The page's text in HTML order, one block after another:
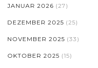
JANUAR 2026 (27)
DEZEMBER 2025 (25)
NOVEMBER 2025 (33)
OKTOBER 2025 (15)